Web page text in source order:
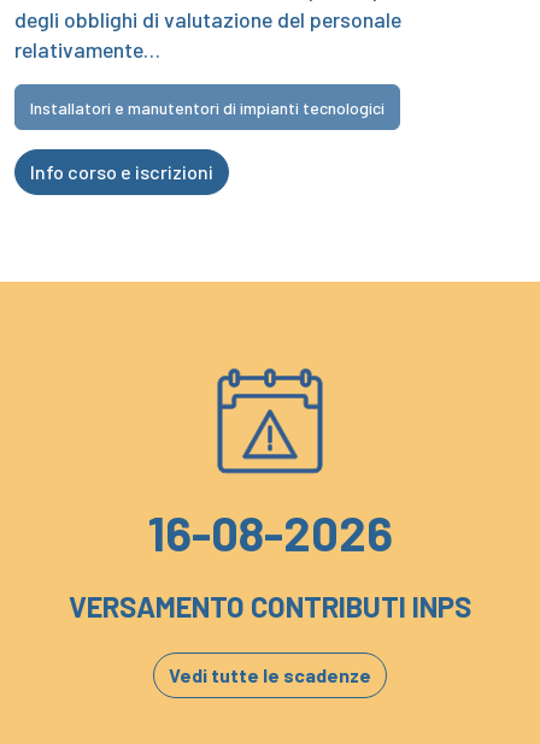
degli obblighi di valutazione del personale
relativamente…
Installatori e manutentori di impianti tecnologici
Info corso e iscrizioni
16-08-2026
VERSAMENTO CONTRIBUTI INPS
Vedi tutte le scadenze